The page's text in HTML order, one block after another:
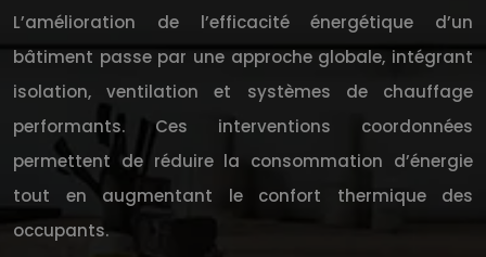
L’amélioration de l’efficacité énergétique d’un
bâtiment passe par une approche globale, intégrant
isolation, ventilation et systèmes de chauffage
performants. Ces interventions coordonnées
permettent de réduire la consommation d’énergie
tout en augmentant le confort thermique des
occupants.